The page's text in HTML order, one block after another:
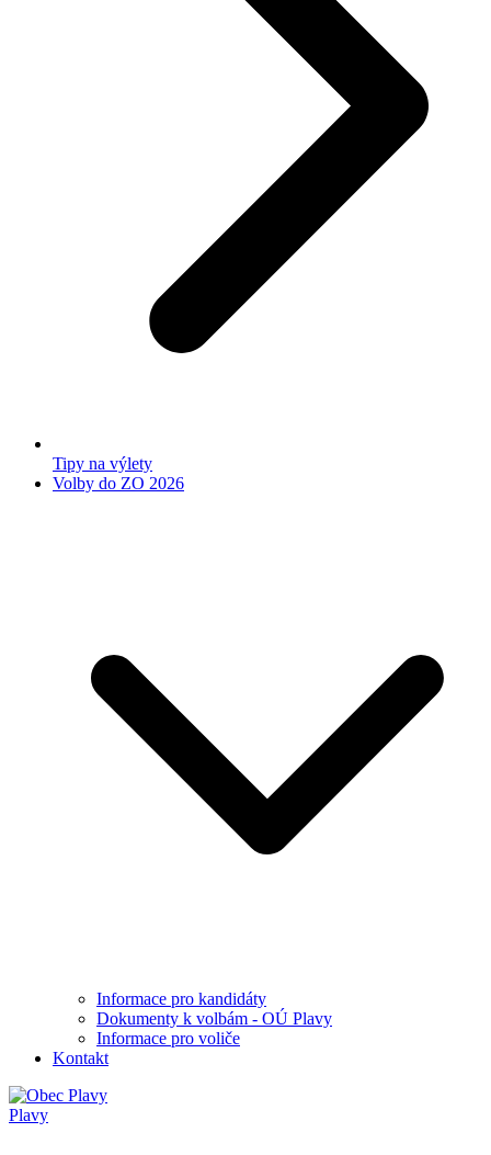
Tipy na výlety
Volby do ZO 2026
Informace pro kandidáty
Dokumenty k volbám - OÚ Plavy
Informace pro voliče
Kontakt
Plavy